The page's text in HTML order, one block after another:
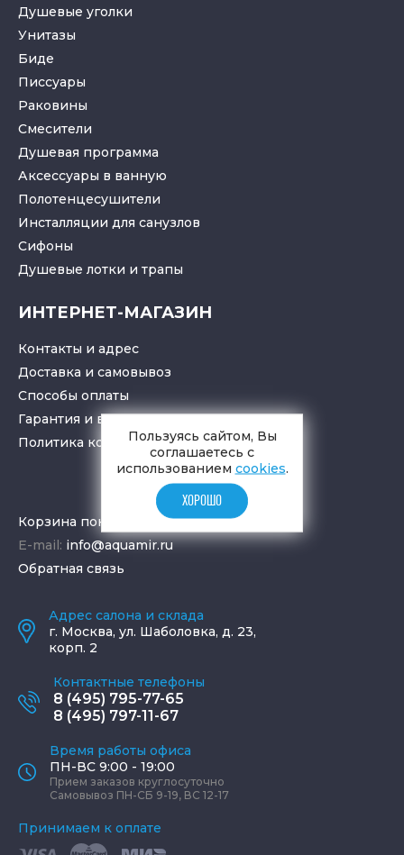
Душевые уголки
Унитазы
Биде
Писсуары
Раковины
Смесители
Душевая программа
Аксессуары в ванную
Полотенцесушители
Инсталляции для санузлов
Cифоны
Душевые лотки и трапы
ИНТЕРНЕТ-МАГАЗИН
Контакты и адрес
Доставка и самовывоз
Способы оплаты
Гарантия и возврат товара
Политика конфиденциальности
Корзина покупок
E-mail: info@aquamir.ru
Обратная связь
Адрес салона и склада
г. Москва, ул. Шаболовка, д. 23,
корп. 2
Контактные телефоны
8 (495) 795-77-65
8 (495) 797-11-67
Время работы офиса
ПН-ВС 9:00 - 19:00
Прием заказов круглосуточно
Самовывоз ПН-СБ 9-19, ВС 12-17
Принимаем к оплате
Пользуясь сайтом, Вы
соглашаетесь с
использованием cookies.
ХОРОШО